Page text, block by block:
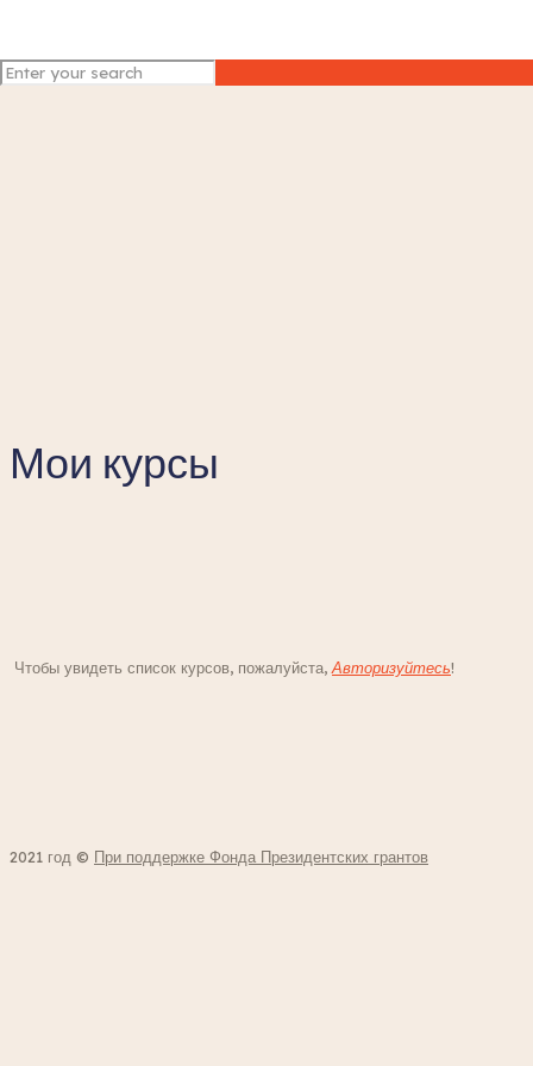
Мои курсы
Чтобы увидеть список курсов, пожалуйста,Авторизуйтесь!
2021 год © При поддержке Фонда Президентских грантов